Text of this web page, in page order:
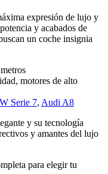
expresión de lujo y
y acabados de
un coche insignia
motores de alto
Serie 7, Audi A8
y su tecnología
y amantes del lujo